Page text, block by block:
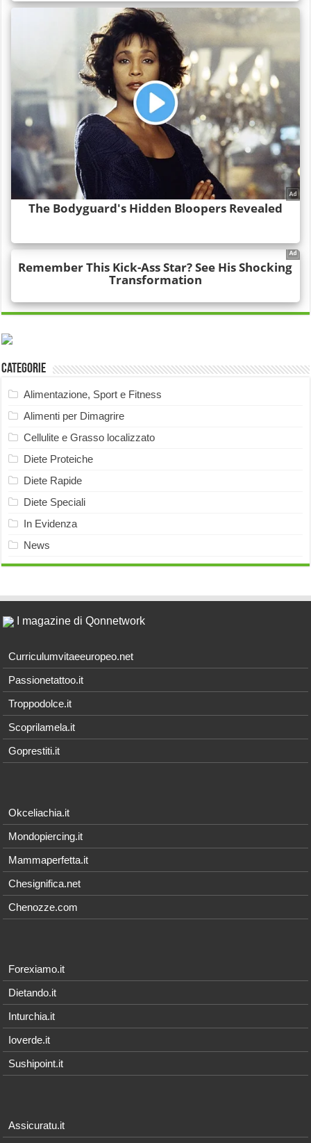
Categorie
Alimentazione, Sport e Fitness
Alimenti per Dimagrire
Cellulite e Grasso localizzato
Diete Proteiche
Diete Rapide
Diete Speciali
In Evidenza
News
I magazine di Qonnetwork
Curriculumvitaeeuropeo.net
Passionetattoo.it
Troppodolce.it
Scoprilamela.it
Goprestiti.it
Okceliachia.it
Mondopiercing.it
Mammaperfetta.it
Chesignifica.net
Chenozze.com
Forexiamo.it
Dietando.it
Inturchia.it
Ioverde.it
Sushipoint.it
Assicuratu.it